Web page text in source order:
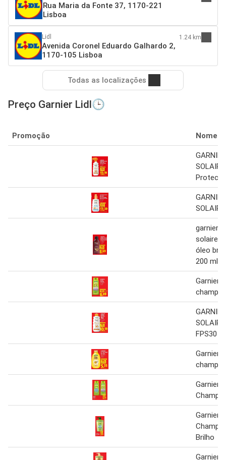
Rua Maria da Fonte 37, 1170-221
Lisboa
Lidl
Avenida Coronel Eduardo Galhardo 2,
1170-105 Lisboa
1.24 km
Todas as localizações
Preço Garnier Lidl🕒
Promoção Nome
Protect
SOLAIRE
garnier
solaire
óleo
200 ml
Garnier
champô
FPS30
Garnier
champô
Garnier
Champô
Garnier
Champô
Brilho
Garnier